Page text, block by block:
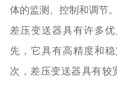
体的监测、控制和调节。
差压变送器具有许多
先，它具有高精度和
次，差压变送器具有较